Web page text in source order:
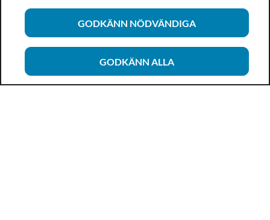
GODKÄNN NÖDVÄNDIGA
GODKÄNN ALLA